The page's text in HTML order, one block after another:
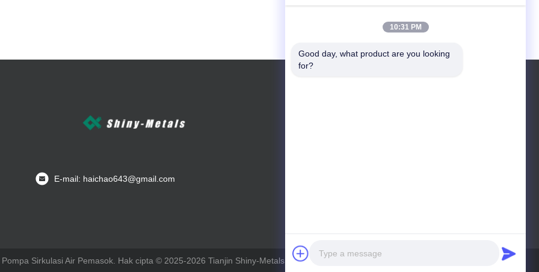
E-mail: haichao643@gmail.com
Sirkulasi Air Pemasok. Hak cipta © 2025-2026 Tianjin Shiny-Metals Technology Co., Ltd. Semua hak dilindungi.
10:31 PM
Good day, what product are you looking
for?